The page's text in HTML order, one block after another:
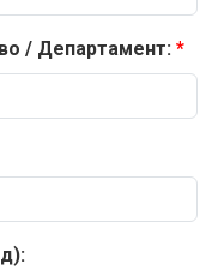
/ Департамент: